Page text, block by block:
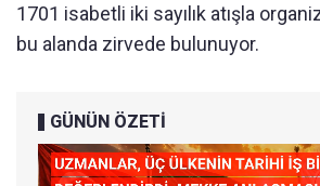
1701 isabetli iki sayılık atışla
bu alanda zirvede bulunuyor.
GÜNÜN ÖZETİ